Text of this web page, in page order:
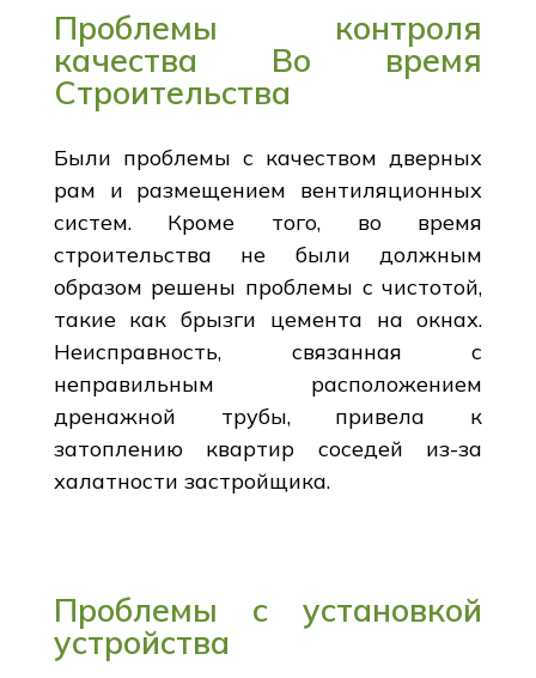
Проблемы контроля
качества Во время
Строительства
Были проблемы с качеством дверных
рам и размещением вентиляционных
систем. Кроме того, во время
строительства не были должным
образом решены проблемы с чистотой,
такие как брызги цемента на окнах.
Неисправность, связанная с
неправильным расположением
дренажной трубы, привела к
затоплению квартир соседей из-за
халатности застройщика.
Проблемы с установкой
устройства